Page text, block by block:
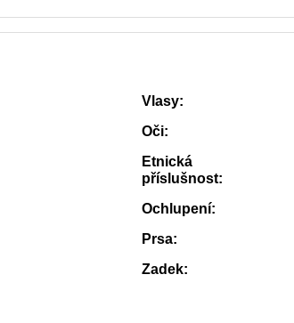
Vlasy:
Oči:
Etnická
příslušnost:
Ochlupení:
Prsa:
Zadek: